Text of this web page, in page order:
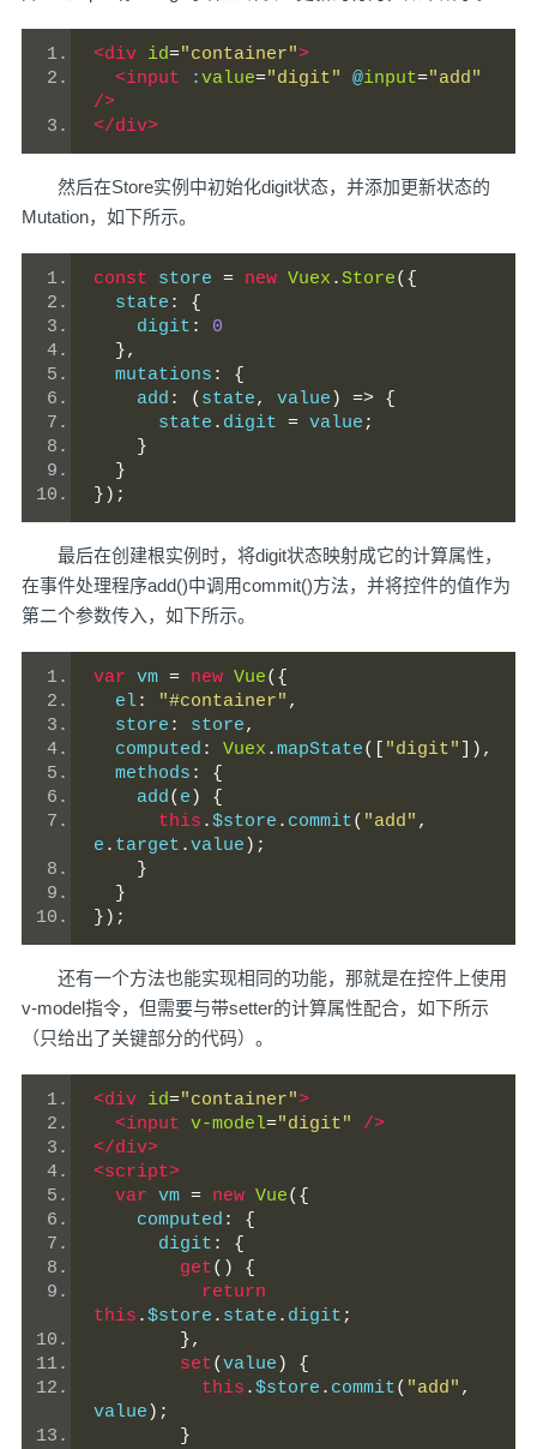
<div id="container">
<input :value="digit" @input="add"
/>
</div>
然后在Store实例中初始化digit状态，并添加更新状态的
Mutation，如下所示。
const store = new Vuex .Store({
  state
:
{
    digit
:
0
},
  mutations
:
{
    add
: ( state, value ) => {
      state
. digit = value;
}
}
});
最后在创建根实例时，将digit状态映射成它的计算属性，
在事件处理程序add()中调用commit()方法，并将控件的值作为
第二个参数传入，如下所示。
var vm = new Vue({
  el
: "#container" ,
  store
: store,
  computed
: Vuex .mapState([ "digit"
]),
  methods
:
{
    add
( e )
{
this .$store . commit( "add" ,
e . target .value );
}
}
});
还有一个方法也能实现相同的功能，那就是在控件上使用
v-model指令，但需要与带setter的计算属性配合，如下所示
（只给出了关键部分的代码）。
<div id="container">
<input v-model="digit"
/>
</div>
<script>
var vm = new Vue({
    computed
:
{
      digit
:
{
get()
{
return
this .$store . state . digit;
},
set(value )
{
this .$store . commit( "add" ,
value );
}